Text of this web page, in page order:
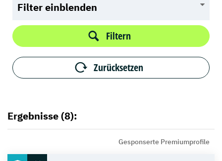
Filter einblenden
Filtern
Zurücksetzen
Ergebnisse (8):
Gesponserte Premiumprofile